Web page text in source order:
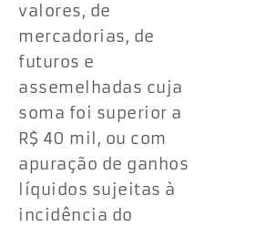
valores, de
mercadorias, de
futuros e
assemelhadas cuja
soma foi superior a
R$ 40 mil, ou com
apuração de ganhos
líquidos sujeitas à
incidência do